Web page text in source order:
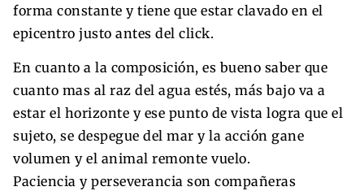
forma constante y tiene que estar clavado en el
epicentro justo antes del click.
En cuanto a la composición, es bueno saber que
cuanto mas al raz del agua estés, más bajo va a
estar el horizonte y ese punto de vista logra que el
sujeto, se despegue del mar y la acción gane
volumen y el animal remonte vuelo.
Paciencia y perseverancia son compañeras